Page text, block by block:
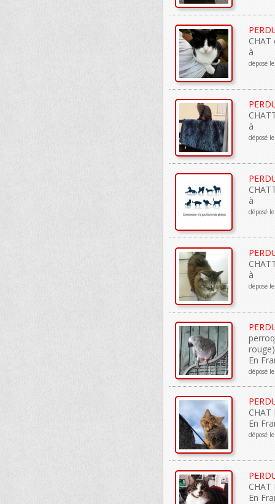
à
déposé
à
déposé
à
déposé
à
déposé
rouge)
En
déposé
CHAT
En
déposé
CHAT
En